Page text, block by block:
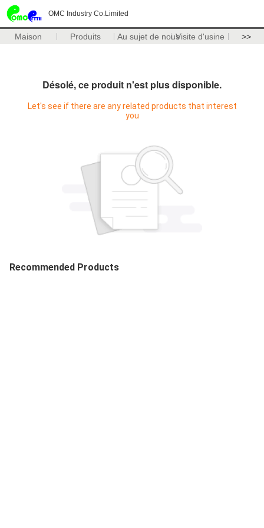
OMC Industry Co.Limited
Maison Produits Au sujet de nousVisite d'usine >>
Désolé, ce produit n'est plus disponible.
Let's see if there are any related products that interest
you
Recommended Products